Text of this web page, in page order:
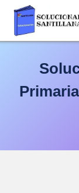
Saltar
contenido